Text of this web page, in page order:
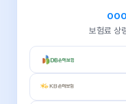
OOO
보험료 상